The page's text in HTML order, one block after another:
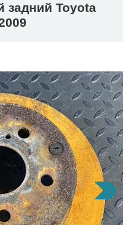
задний Toyota